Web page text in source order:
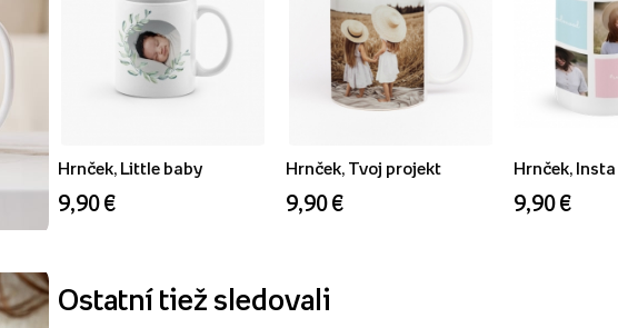
Hrnček, Little baby
9,90 €
Hrnček, Tvoj projekt
9,90 €
Hrnček,
9,90 €
Ostatní tiež sledovali